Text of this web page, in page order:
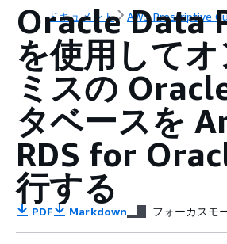
ドキュメント AWS Prescriptive
Oracle Data
を使用して
ミスの
タベースを
RDS for
行する
PDF Markdown フォーカスモ